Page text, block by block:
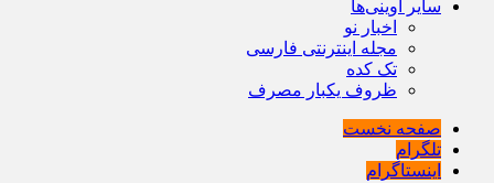
سایر آوینی‌ها
اخبار نو
مجله اینترنتی فارسی
تک کده
ظروف یکبار مصرف
صفحه نخست
تلگرام
اینستاگرام